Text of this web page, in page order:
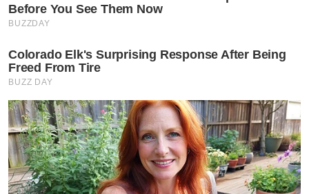
Before You See Them Now
BUZZDAY
Colorado Elk's Surprising Response After Being
Freed From Tire
BUZZ DAY